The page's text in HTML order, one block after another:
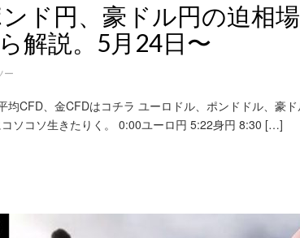
ンド円、豪ドル円の迫相
解説。5月24日〜
ー
均CFD、金CFDはコチラ ユーロドル、ポンドドル、豪
ソコソ生きたりく。 0:00ユーロ円 5:22身円 8:30 […]